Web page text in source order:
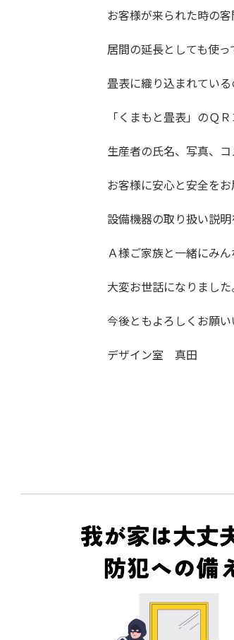
お客様が来られた時の客
居間の延長としても使っ
畳表に織り込まれている
「くまもと畳表」のＱ
生産者の氏名、写真、コ
お客様に安心と安全をお
設備機器の取り扱い説明
Ａ様ご家族と一緒にみ
大変お世話になりました
今後ともよろしくお願
デザイン室 真田